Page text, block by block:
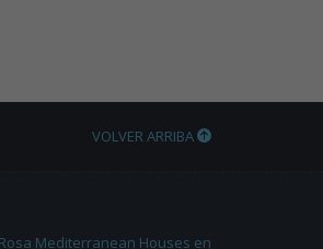
VOLVER ARRIBA